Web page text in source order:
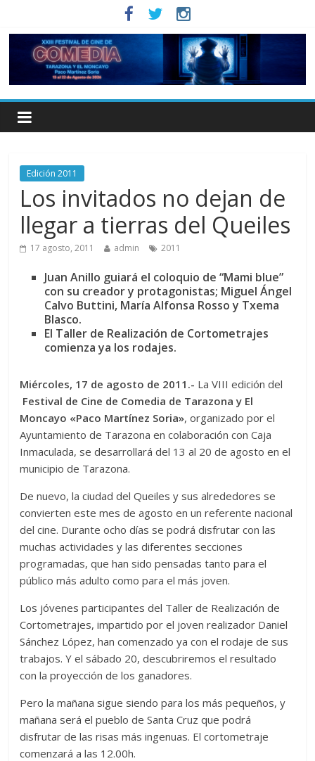
Edición 2011
Los invitados no dejan de
llegar a tierras del Queiles
17 agosto, 2011 admin 2011
Juan Anillo guiará el coloquio de “Mami blue”
con su creador y protagonistas; Miguel Ángel
Calvo Buttini, María Alfonsa Rosso y Txema
Blasco.
El Taller de Realización de Cortometrajes
comienza ya los rodajes.
Miércoles, 17 de agosto de 2011.- La VIII edición del
Festival de Cine de Comedia de Tarazona y El
Moncayo «Paco Martínez Soria», organizado por el
Ayuntamiento de Tarazona en colaboración con Caja
Inmaculada, se desarrollará del 13 al 20 de agosto en el
municipio de Tarazona.
De nuevo, la ciudad del Queiles y sus alrededores se
convierten este mes de agosto en un referente nacional
del cine. Durante ocho días se podrá disfrutar con las
muchas actividades y las diferentes secciones
programadas, que han sido pensadas tanto para el
público más adulto como para el más joven.
Los jóvenes participantes del Taller de Realización de
Cortometrajes, impartido por el joven realizador Daniel
Sánchez López, han comenzado ya con el rodaje de sus
trabajos. Y el sábado 20, descubriremos el resultado
con la proyección de los ganadores.
Pero la mañana sigue siendo para los más pequeños, y
mañana será el pueblo de Santa Cruz que podrá
disfrutar de las risas más ingenuas. El cortometraje
comenzará a las 12.00h.